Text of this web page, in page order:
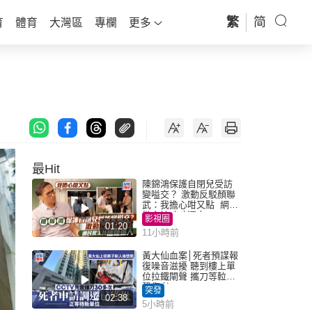
體育 大灣區 專欄 更多 繁 简
最Hit
01:20
陳錦鴻保護自閉兒受訪
變嗌交？ 激動反駁顏聯
武：我擔心咁又點 網民
批主持咄咄逼人
影視圈
11小時前
02:38
黃大仙血案│死者預謀報
復噪音滋擾 聽到樓上單
位拉鐵閘聲 攜刀等𨋢伏
擊傷者
突發
5小時前